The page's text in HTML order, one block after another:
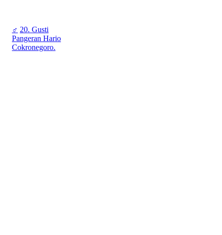
♂ 20. Gusti
Pangeran Hario
Cokronegoro.